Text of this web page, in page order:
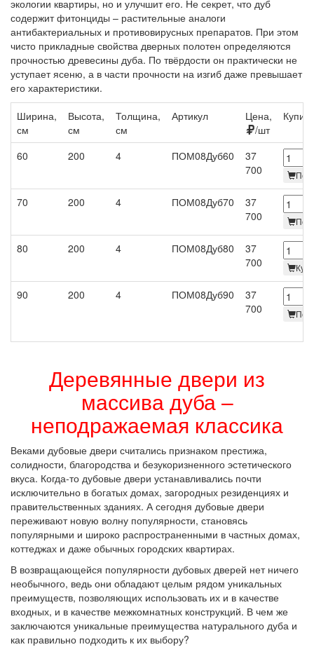
экологии квартиры, но и улучшит его. Не секрет, что дуб
содержит фитонциды – растительные аналоги
антибактериальных и противовирусных препаратов. При этом
чисто прикладные свойства дверных полотен определяются
прочностью древесины дуба. По твёрдости он практически не
уступает ясеню, а в части прочности на изгиб даже превышает
его характеристики.
Ширина,
см
Высота,
см
Толщина,
см
Артикул
Цена,
/шт
Купить
60 200 4 ПОМ08Дуб60
37
700
Под
70 200 4 ПОМ08Дуб70
37
700
Под
80 200 4 ПОМ08Дуб80
37
700
90 200 4 ПОМ08Дуб90
37
700
Под
Деревянные двери из
массива дуба –
неподражаемая классика
Веками дубовые двери считались признаком престижа,
солидности, благородства и безукоризненного эстетического
вкуса. Когда-то дубовые двери устанавливались почти
исключительно в богатых домах, загородных резиденциях и
правительственных зданиях. А сегодня дубовые двери
переживают новую волну популярности, становясь
популярными и широко распространенными в частных домах,
коттеджах и даже обычных городских квартирах.
В возвращающейся популярности дубовых дверей нет ничего
необычного, ведь они обладают целым рядом уникальных
преимуществ, позволяющих использовать их и в качестве
входных, и в качестве межкомнатных конструкций. В чем же
заключаются уникальные преимущества натурального дуба и
как правильно подходить к их выбору?